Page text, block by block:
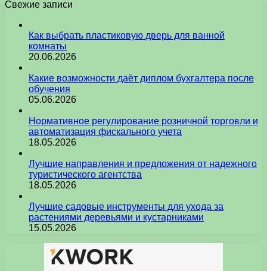
Свежие записи
Как выбрать пластиковую дверь для ванной
комнаты
20.06.2026
Какие возможности даёт диплом бухгалтера после
обучения
05.06.2026
Нормативное регулирование розничной торговли и
автоматизация фискального учета
18.05.2026
Лучшие направления и предложения от надежного
туристического агентства
18.05.2026
Лучшие садовые инструменты для ухода за
растениями деревьями и кустарниками
15.05.2026